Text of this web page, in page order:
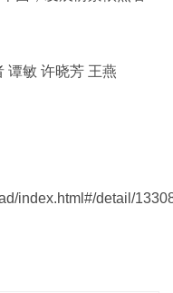
谭敏 许晓芳 王燕
index.html#/detail/